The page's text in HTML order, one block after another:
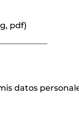
pdf)
datos